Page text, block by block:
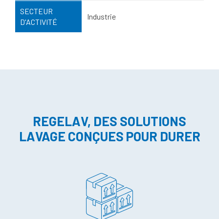
SECTEUR
D'ACTIVITÉ
Industrie
REGELAV, DES SOLUTIONS
LAVAGE CONÇUES POUR DURER